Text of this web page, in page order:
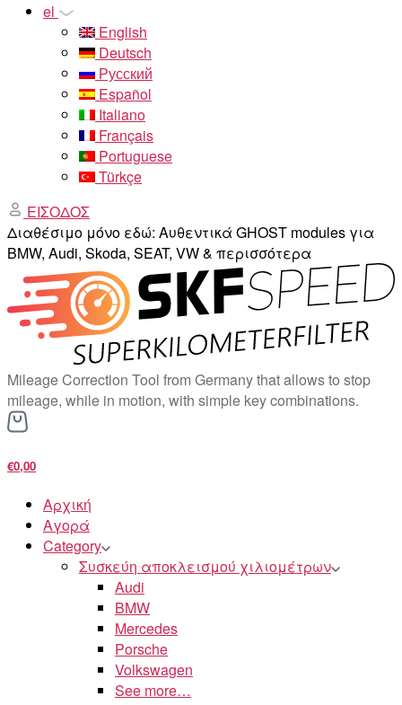
el
English
Deutsch
Русский
Español
Italiano
Français
Portuguese
Türkçe
ΕΙΣΟΔΟΣ
Διαθέσιμο μόνο εδώ: Αυθεντικά GHOST modules για
BMW, Audi, Skoda, SEAT, VW & περισσότερα
Mileage Correction Tool from Germany that allows to stop
mileage, while in motion, with simple key combinations.
€0,00
Αρχική
Αγορά
Category
Συσκεύη αποκλεισμού χιλιομέτρων
Audi
BMW
Mercedes
Porsche
Volkswagen
See more…